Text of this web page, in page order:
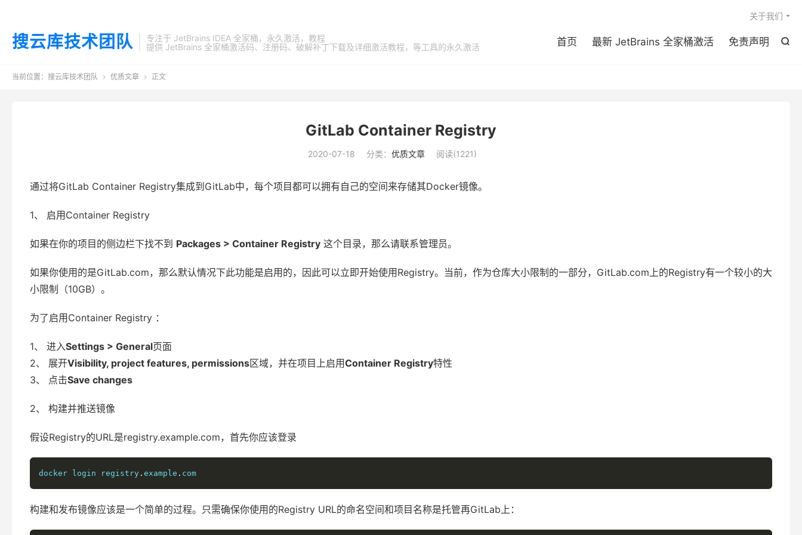
搜云库技术团队
专注于 JetBrains IDEA 全家桶，永久激活，教程
提供 JetBrains 全家桶激活码、注册码、破解补丁下载及详细激活教程，等工具的永久激活

首页 最新 JetBrains 全家桶激活 免责声明
关于我们
当前位置： 搜云库技术团队  优质文章  正文
GitLab Container Registry
2020-07-18 分类： 优质文章 阅读(1221)
通过将GitLab Container Registry集成到GitLab中，每个项目都可以拥有自己的空间来存储其Docker镜像。
1、 启用Container Registry
如果在你的项目的侧边栏下找不到 Packages > Container Registry 这个目录，那么请联系管理员。
如果你使用的是GitLab.com，那么默认情况下此功能是启用的，因此可以立即开始使用Registry。当前，作为仓库大小限制的一部分，GitLab.com上的Registry有一个较小的大
小限制（10GB）。
为了启用Container Registry ：
1、 进入Settings > General页面
2、 展开Visibility, project features, permissions区域，并在项目上启用Container Registry特性
3、 点击Save changes
2、 构建并推送镜像
假设Registry的URL是registry.example.com，首先你应该登录
docker login registry . example . com
构建和发布镜像应该是一个简单的过程。只需确保你使用的Registry URL的命名空间和项目名称是托管再GitLab上：